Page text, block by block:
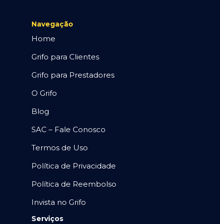
Navegação
Home
Grifo para Clientes
Grifo para Prestadores
O Grifo
Blog
SAC – Fale Conosco
Termos de Uso
Política de Privacidade
Política de Reembolso
Invista no Grifo
Serviços